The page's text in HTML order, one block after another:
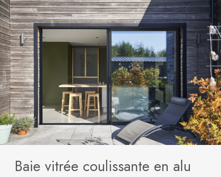
Baie vitrée coulissante en alu